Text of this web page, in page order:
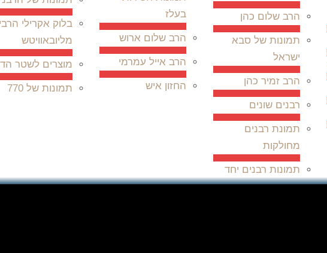
הרב שלום כהן
תמונות של סבא
ישראל
הרב זמיר כהן
רבנים שונים
תמונת רבנים
מחולקות
תמונות רבנים יחד
בעלז
הרב שלום ארוש
הרב אייל עמרמי
החזון איש
בלוק אקרילי
מליובאוויטש
מוצרים לשטר
תמונות של 770